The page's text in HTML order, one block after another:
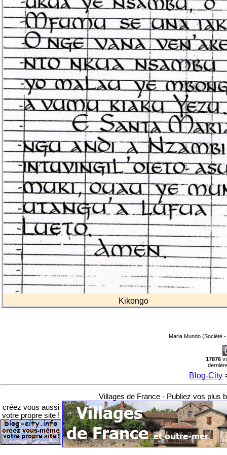
Kikongo
Maria Mundo
17876
Blog-City
créez vous aussi
votre propre site !
Villages de France - Publiez vos plus